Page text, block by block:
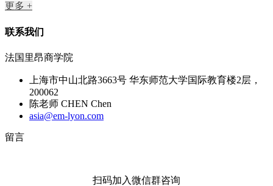
更多 +
联系我们
法国里昂商学院
上海市中山北路3663号 华东师范大学国际教育楼2层，
200062
陈老师 CHEN Chen
asia@em-lyon.com
留言
扫码加入微信群咨询